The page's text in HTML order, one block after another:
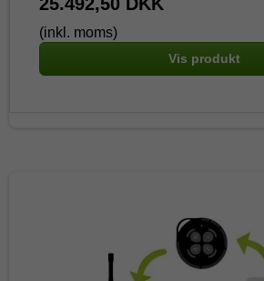
(inkl. moms)
Vis produkt